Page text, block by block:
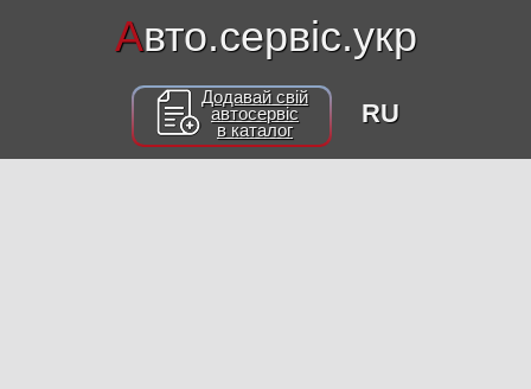
Авто.сервіс.укр
Додавай свій
автосервіс
в каталог
RU